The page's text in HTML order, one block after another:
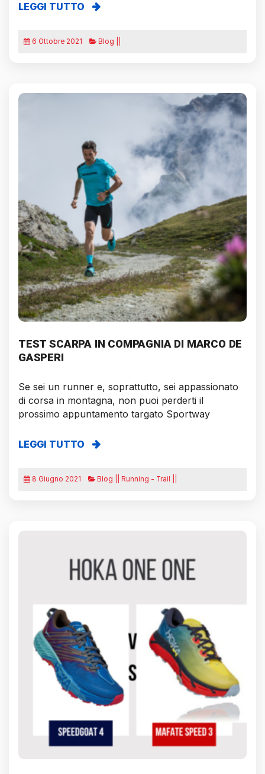
LEGGI TUTTO
6 Ottobre 2021 Blog ||
TEST SCARPA IN COMPAGNIA DI MARCO DE
GASPERI
Se sei un runner e, soprattutto, sei appassionato
di corsa in montagna, non puoi perderti il
prossimo appuntamento targato Sportway
LEGGI TUTTO
8 Giugno 2021 Blog || Running - Trail ||